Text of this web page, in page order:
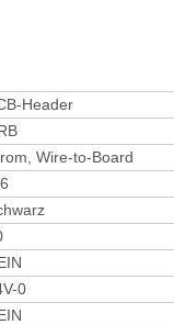
Header
Wire-to-Board
0